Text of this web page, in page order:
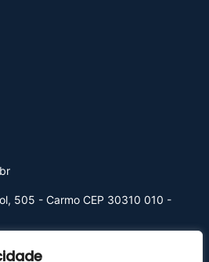
505 - Carmo CEP 30310 010 -